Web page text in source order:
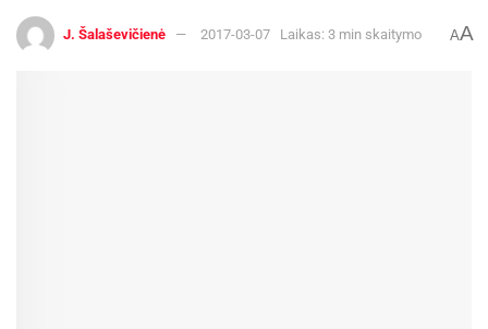
Aktualios
J. Šalaševičienė 2017-03-07 Laikas: 3 min skaitymo AA